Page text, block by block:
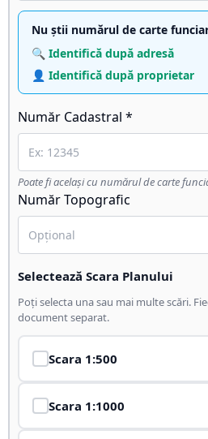
Nu știi numărul de carte
🔍 Identifică după adresă
👤 Identifică după proprietar
Număr Cadastral *
Poate fi același cu numărul de carte
Număr Topografic
Selectează Scara Planului
Poți selecta una sau mai multe scări.
document separat.
Scara 1:500
Scara 1:1000